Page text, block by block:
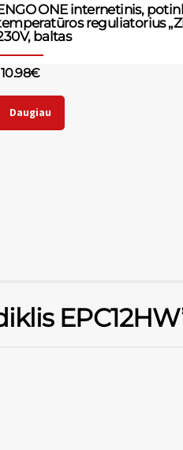
ONE internetinis,
reguliatorius
baltas
€
Daugiau